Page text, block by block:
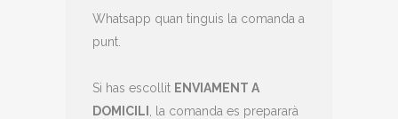
Whatsapp quan tinguis la comanda a
punt.
Si has escollit ENVIAMENT A
DOMICILI
, la comanda es prepararà